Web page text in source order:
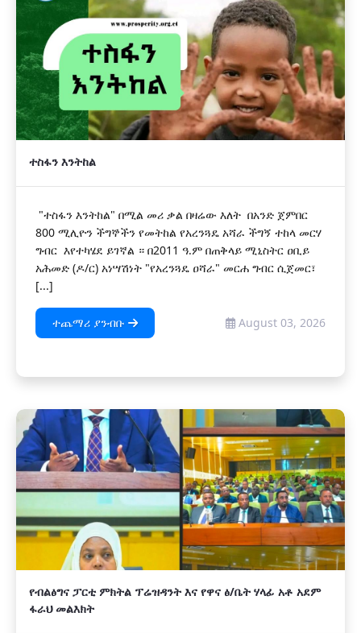
ተስፋን እንትከል
"ተስፋን እንትከል" በሚል መሪ ቃል በዛሬው እለት በአንድ ጀምበር
800 ሚሊዮን ችግኞችን የመትከል የአረንጓዴ አሻራ ችግኝ ተከላ መርሃ
ግብር እየተካሄደ ይገኛል ። በ2011 ዓ.ም በጠቅላይ ሚኒስትር ዐቢይ
አሕመድ (ዶ/ር) አነሣሽነት "የአረንጓዴ ዐሻራ" መርሐ ግብር ሲጀመር፣
[...]
ተጨማሪ ያንብቡ August 03, 2026
የብልፅግና ፓርቲ ምክትል ፕሬዝዳንት እና የዋና ፅ/ቤት ሃላፊ አቶ አደም
ፋራህ መልእክት